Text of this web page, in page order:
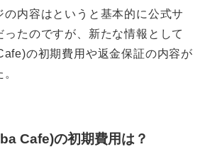
の内容はというと基本的に公式サ
ったのですが、新たな情報として
の初期費用や返金保証の内容が
Cafe)の初期費用は？